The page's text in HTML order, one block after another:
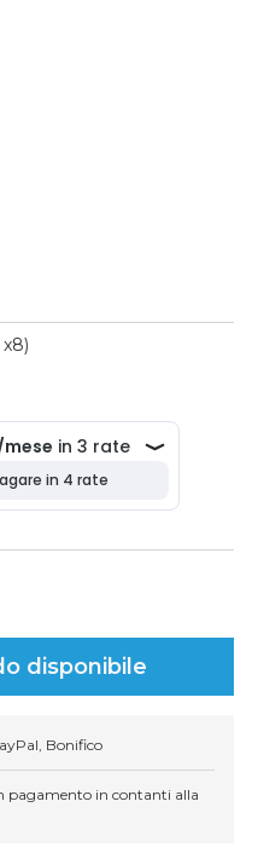
disponibile
Bonifico
pagamento in contanti alla